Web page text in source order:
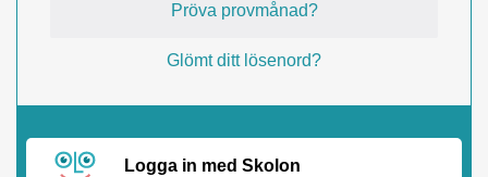
Pröva provmånad?
Glömt ditt lösenord?
Logga in med Skolon